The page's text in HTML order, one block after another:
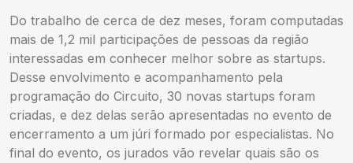
Do trabalho de cerca de dez meses, foram computadas
mais de 1,2 mil participações de pessoas da região
interessadas em conhecer melhor sobre as startups.
Desse envolvimento e acompanhamento pela
programação do Circuito, 30 novas startups foram
criadas, e dez delas serão apresentadas no evento de
encerramento a um júri formado por especialistas. No
final do evento, os jurados vão revelar quais são os